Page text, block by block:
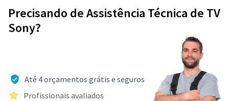
Precisando de Assistência Técnica de TV
Sony?
Até 4 orçamentos grátis e seguros
Profissionais avaliados